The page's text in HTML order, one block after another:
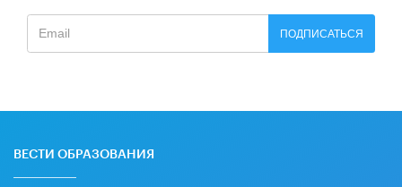
ПОДПИСАТЬСЯ
ВЕСТИ ОБРАЗОВАНИЯ